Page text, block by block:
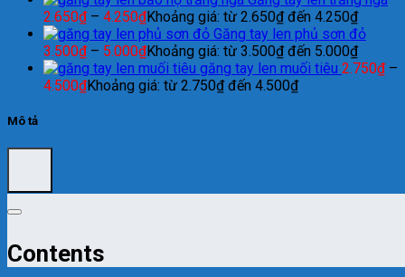
2.650₫ – 4.250₫Khoảng giá: từ 2.650₫ đến 4.250₫
Găng tay len phủ sơn đỏ
3.500₫ – 5.000₫Khoảng giá: từ 3.500₫ đến 5.000₫
găng tay len muối tiêu 2.750₫ –
4.500₫Khoảng giá: từ 2.750₫ đến 4.500₫
Mô tả
Contents